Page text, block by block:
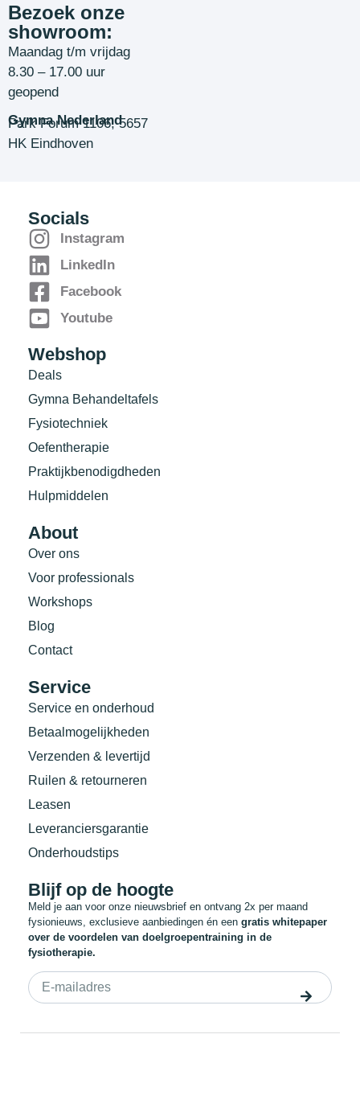
Bezoek onze
showroom:
Maandag t/m vrijdag
8.30 – 17.00 uur
geopend
Gymna Nederland
Park Forum 1106, 5657
HK Eindhoven
Socials
Instagram
LinkedIn
Facebook
Youtube
Webshop
Deals
Gymna Behandeltafels
Fysiotechniek
Oefentherapie
Praktijkbenodigdheden
Hulpmiddelen
About
Over ons
Voor professionals
Workshops
Blog
Contact
Service
Service en onderhoud
Betaalmogelijkheden
Verzenden & levertijd
Ruilen & retourneren
Leasen
Leveranciersgarantie
Onderhoudstips
Blijf op de hoogte
Meld je aan voor onze nieuwsbrief en ontvang 2x per maand
fysionieuws, exclusieve aanbiedingen én een gratis whitepaper
over de voordelen van doelgroepentraining in de
fysiotherapie.